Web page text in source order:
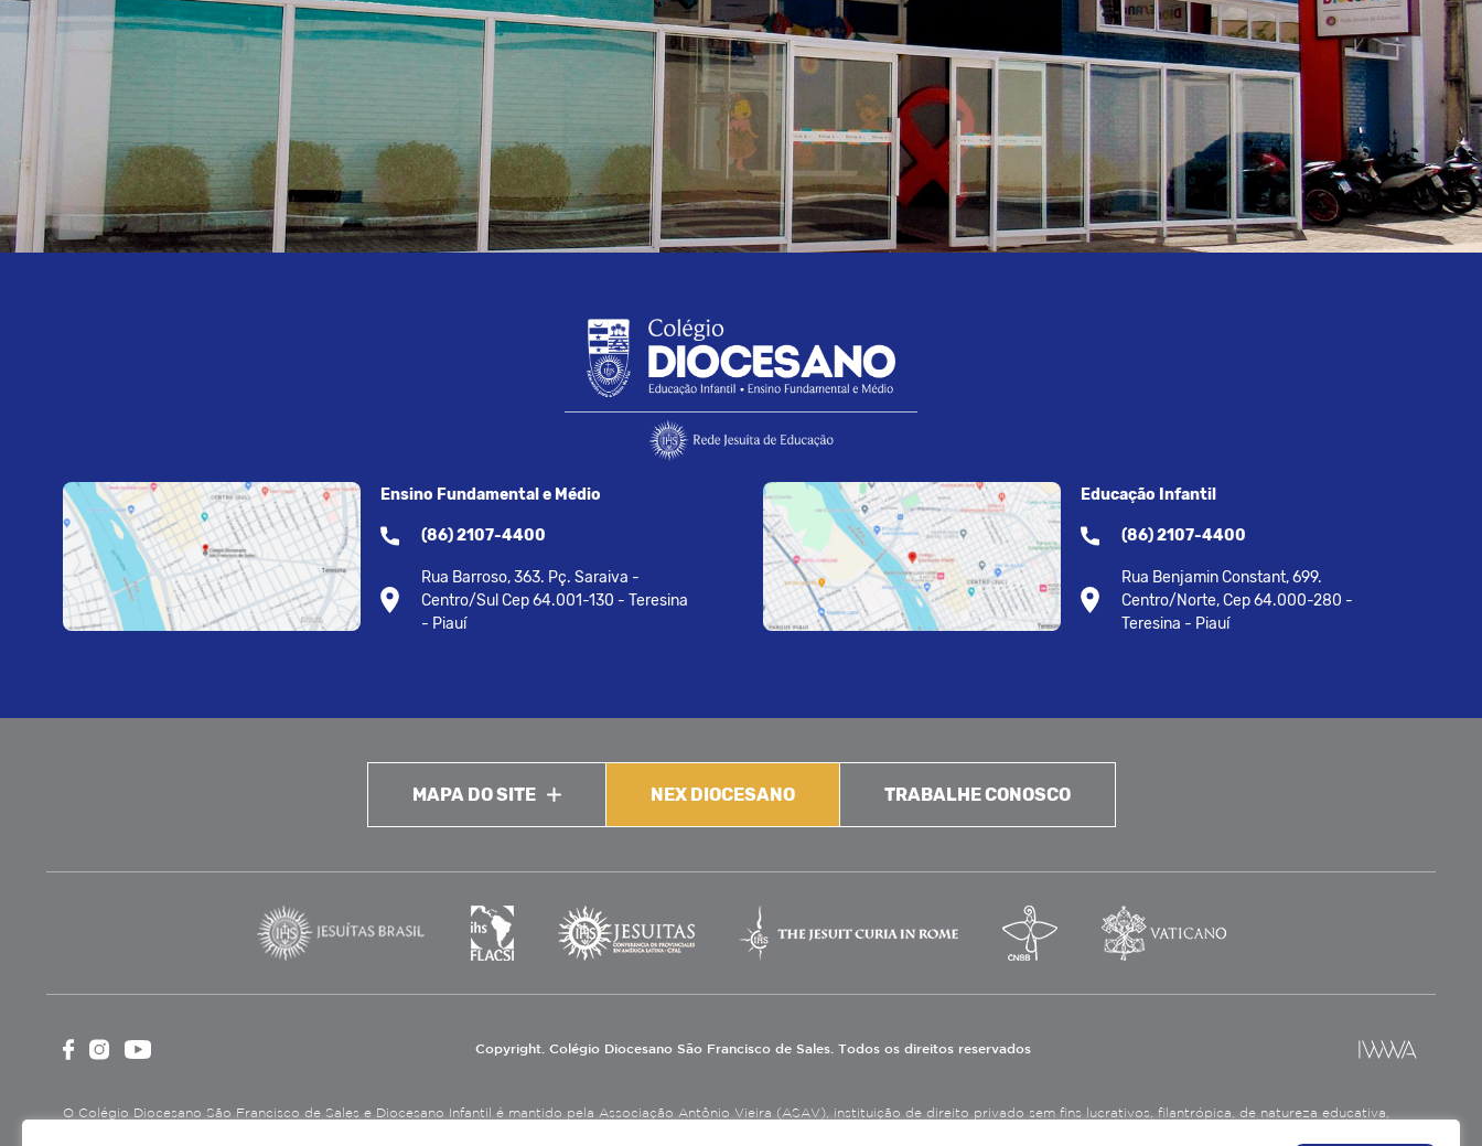
Ensino Fundamental e Médio
(86) 2107-4400
Rua Barroso, 363. Pç. Saraiva -
Centro/Sul Cep 64.001-130 - Teresina
- Piauí
Educação Infantil
(86) 2107-4400
Rua Benjamin Constant, 699.
Centro/Norte, Cep 64.000-280 -
Teresina - Piauí
MAPA DO SITE NEX DIOCESANO TRABALHE CONOSCO
Copyright. Colégio Diocesano São Francisco de Sales. Todos os direitos reservados
O Colégio Diocesano São Francisco de Sales e Diocesano Infantil é mantido pela Associação Antônio Vieira (ASAV), instituição de direito privado sem fins lucrativos, filantrópica, de natureza educativa,